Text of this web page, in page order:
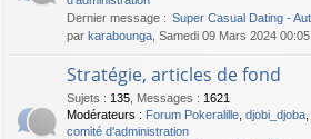
Dernier message : Super Сasual Dating -
par karabounga , Samedi 09 Mars 2024 00:05
Stratégie, articles de fond
Sujets : 135 Messages : 1621
Modérateurs : Forum Pokeralille djobi_djoba
comité d'administration